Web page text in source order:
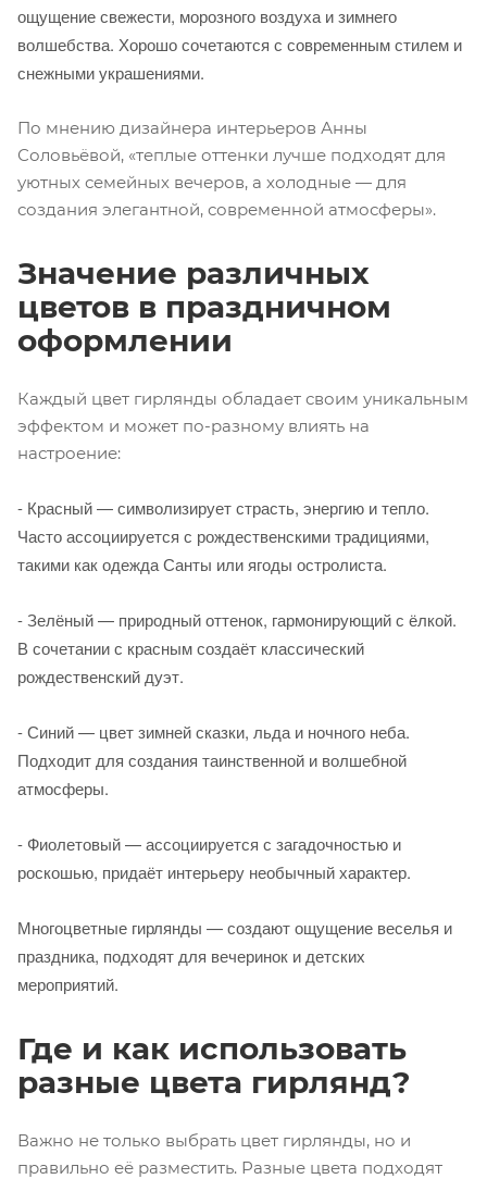
ощущение свежести, морозного воздуха и зимнего
волшебства. Хорошо сочетаются с современным стилем и
снежными украшениями.
По мнению дизайнера интерьеров Анны
Соловьёвой, «теплые оттенки лучше подходят для
уютных семейных вечеров, а холодные — для
создания элегантной, современной атмосферы».
Значение различных
цветов в праздничном
оформлении
Каждый цвет гирлянды обладает своим уникальным
эффектом и может по-разному влиять на
настроение:
- Красный — символизирует страсть, энергию и тепло.
Часто ассоциируется с рождественскими традициями,
такими как одежда Санты или ягоды остролиста.
- Зелёный — природный оттенок, гармонирующий с ёлкой.
В сочетании с красным создаёт классический
рождественский дуэт.
- Синий — цвет зимней сказки, льда и ночного неба.
Подходит для создания таинственной и волшебной
атмосферы.
- Фиолетовый — ассоциируется с загадочностью и
роскошью, придаёт интерьеру необычный характер.
Многоцветные гирлянды — создают ощущение веселья и
праздника, подходят для вечеринок и детских
мероприятий.
Где и как использовать
разные цвета гирлянд?
Важно не только выбрать цвет гирлянды, но и
правильно её разместить. Разные цвета подходят